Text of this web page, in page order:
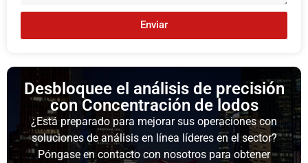
Enviar
Desbloquee el análisis de precisión
con Concentración de lodos
¿Está preparado para mejorar sus operaciones con
soluciones de análisis en línea líderes en el sector?
Póngase en contacto con nosotros para obtener